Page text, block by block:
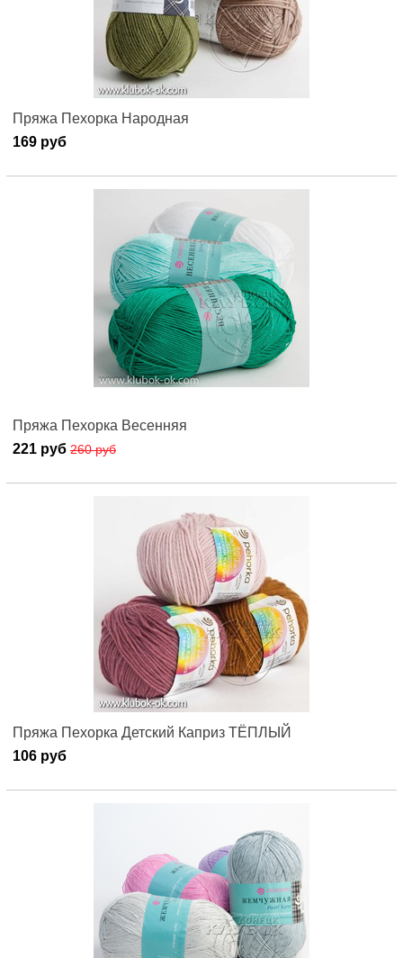
Пряжа Пехорка Народная
169 руб
Пряжа Пехорка Весенняя
221 руб 260 руб
Пряжа Пехорка Детский Каприз ТЁПЛЫЙ
106 руб